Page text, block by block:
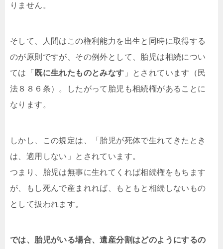
りません。
そして、人間はこの権利能力を出生と同時に取得する
のが原則ですが、その例外として、胎児は相続につい
ては「 既に生れたものとみなす 」とされています（民
法８８６条）。したがって胎児も相続権があることに
なります。
しかし、この規定は、「胎児が死体で生れてきたとき
は、適用しない」とされています。
つまり、胎児は無事に生れてくれば相続権をもちます
が、もし死んで産まれれば、もともと相続しないもの
として扱われます。
では、胎児がいる場合、遺産分割はどのようにするの